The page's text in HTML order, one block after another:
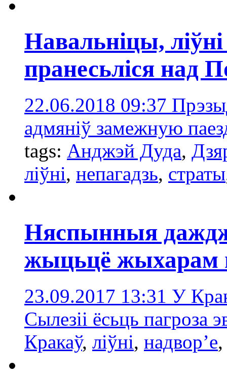
Навальніцы,
пранесьліся над
22.06.2018 09:37
адмяніў замежную
tags: Анджэй Дуда,
ліўні, непагадзь, страты
Няспынныя
жыцьцё жыхарам
23.09.2017 13:31 У
Сылезіі ёсьць пагроза
Кракаў, ліўні, надвор’e